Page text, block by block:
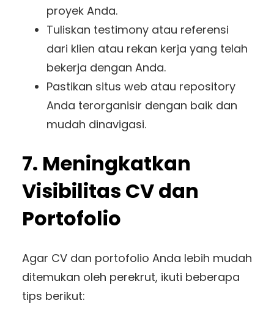
proyek Anda.
Tuliskan testimony atau referensi
dari klien atau rekan kerja yang telah
bekerja dengan Anda.
Pastikan situs web atau repository
Anda terorganisir dengan baik dan
mudah dinavigasi.
7. Meningkatkan
Visibilitas CV dan
Portofolio
Agar CV dan portofolio Anda lebih mudah
ditemukan oleh perekrut, ikuti beberapa
tips berikut: